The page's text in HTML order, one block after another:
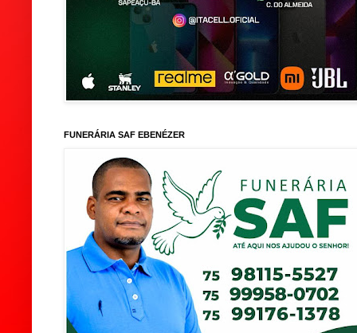
FUNERÁRIA SAF EBENÉZER